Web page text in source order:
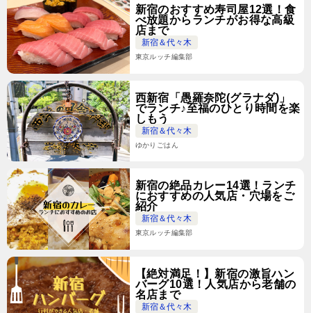
新宿のおすすめ寿司屋12選！食
べ放題からランチがお得な高級
店まで
新宿＆代々木
東京ルッチ編集部
西新宿「愚羅奈陀(グラナダ)」
でランチ♪至福のひとり時間を楽
しもう
新宿＆代々木
ゆかりごはん
新宿の絶品カレー14選！ランチ
におすすめの人気店・穴場をご
紹介
新宿＆代々木
東京ルッチ編集部
【絶対満足！】新宿の激旨ハン
バーグ10選！人気店から老舗の
名店まで
新宿＆代々木